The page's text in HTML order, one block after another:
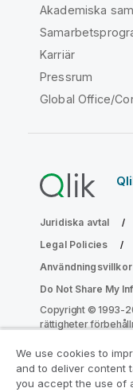
Akademiska
Karriär
Pressrum
Global Office/
Juridiska avtal
Legal Policies
Användningsvillkor
Do Not Share My
Copyright © 1993-
rättigheter
Gå med i
We use cookies to
and to deliver content
you accept the use of